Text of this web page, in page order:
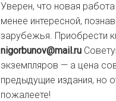
Уверен, что новая
менее интересной,
зарубежья. Приобрести
nigorbunov@mail.ru
экземпляров — а цена
предыдущие издания, но
пожалеете!